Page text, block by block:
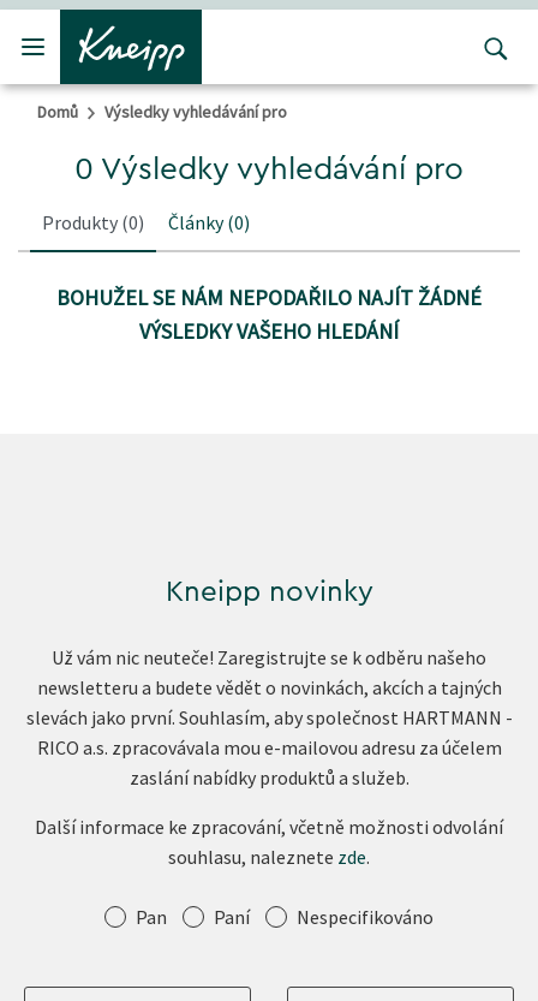
Přejít na hlavní obsah
Přejít na obsah patičky
Domů Výsledky vyhledávání pro
0 Výsledky vyhledávání pro
Produkty (0) Články(0)
BOHUŽEL SE NÁM NEPODAŘILO NAJÍT ŽÁDNÉ
VÝSLEDKY VAŠEHO HLEDÁNÍ
Kneipp novinky
Už vám nic neuteče! Zaregistrujte se k odběru našeho
newsletteru a budete vědět o novinkách, akcích a tajných
slevách jako první. Souhlasím, aby společnost HARTMANN -
RICO a.s. zpracovávala mou e-mailovou adresu za účelem
zaslání nabídky produktů a služeb.
Další informace ke zpracování, včetně možnosti odvolání
souhlasu, naleznete zde.
Oslovení Pan Paní Nespecifikováno